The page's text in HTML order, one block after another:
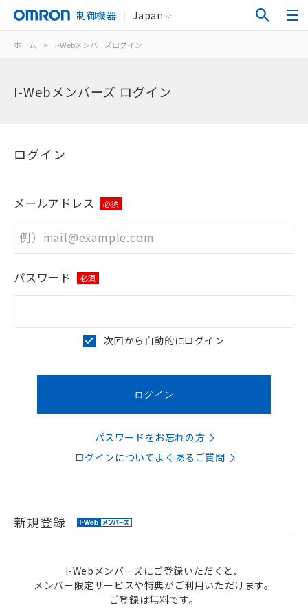
制御機器 Japan
ホーム > I-Webメンバーズログイン
I-Webメンバーズ ログイン
ログイン
メールアドレス 必須
パスワード 必須
次回から自動的にログイン
パスワードをお忘れの方
ログインについてよくあるご質問
新規登録
I-Webメンバーズにご登録いただくと、
メンバー限定サービスや特典がご利用いただけます。
ご登録は無料です。